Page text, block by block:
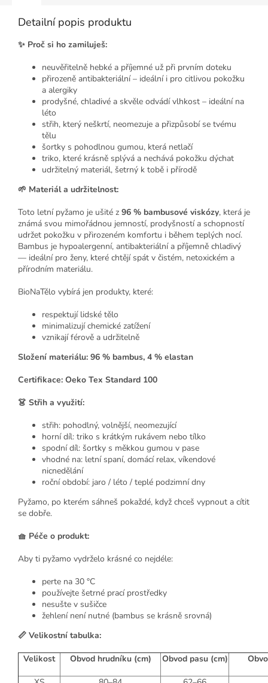
Detailní popis produktu
✨ Proč si ho zamiluješ:
neuvěřitelně hebké a příjemné už při prvním doteku
přirozeně antibakteriální – ideální i pro citlivou pokožku
a alergiky
prodyšné, chladivé a skvěle odvádí vlhkost – ideální na
léto
střih, který neškrtí, neomezuje a přizpůsobí se tvému
tělu
šortky s pohodlnou gumou, která netlačí
triko, které krásně splývá a nechává pokožku dýchat
udržitelný materiál, šetrný k tobě i přírodě
🌱 Materiál a udržitelnost:
Toto letní pyžamo je ušité z 96 % bambusové viskózy, která je
známá svou mimořádnou jemností, prodyšností a schopností
udržet pokožku v přirozeném komfortu i během teplých nocí.
Bambus je hypoalergenní, antibakteriální a příjemně chladivý
— ideální pro ženy, které chtějí spát v čistém, netoxickém a
přírodním materiálu.
BioNaTělo vybírá jen produkty, které:
respektují lidské tělo
minimalizují chemické zatížení
vznikají férově a udržitelně
Složení materiálu: 96 % bambus, 4 % elastan
Certifikace: Oeko Tex Standard 100
👗 Střih a využití:
střih: pohodlný, volnější, neomezující
horní díl: triko s krátkým rukávem nebo tílko
spodní díl: šortky s měkkou gumou v pase
vhodné na: letní spaní, domácí relax, víkendové
nicnedělání
roční období: jaro / léto / teplé podzimní dny
Pyžamo, po kterém sáhneš pokaždé, když chceš vypnout a cítit
se dobře.
🧺 Péče o produkt:
Aby ti pyžamo vydrželo krásné co nejdéle:
perte na 30 °C
používejte šetrné prací prostředky
nesušte v sušičce
žehlení není nutné (bambus se krásně srovná)
📏 Velikostní tabulka:
Velikost Obvod hrudníku (cm) Obvod pasu (cm)